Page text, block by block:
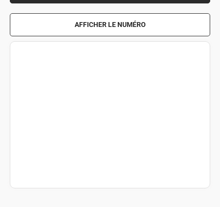
AFFICHER LE NUMÉRO